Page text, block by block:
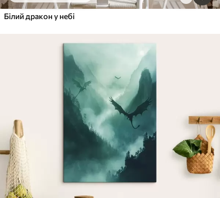
Білий дракон у небі